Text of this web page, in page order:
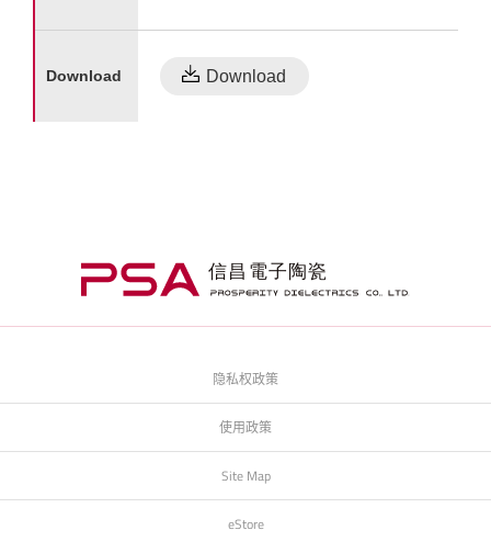
Download
隐私权政策
使用政策
Site Map
eStore